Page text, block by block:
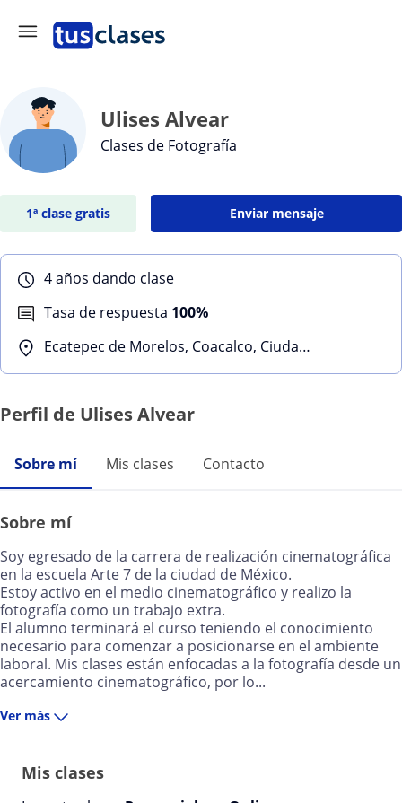
Ulises Alvear
Clases de Fotografía
1ª clase gratis Enviar mensaje
4 años dando clase
Tasa de respuesta 100%
Ecatepec de Morelos, Coacalco, Ciudad de México (CDMX), Gustavo A. Madero, Cuauhtémoc
Perfil de Ulises Alvear
Sobre mí Mis clases Contacto
Sobre mí
Soy egresado de la carrera de realización cinematográfica
en la escuela Arte 7 de la ciudad de México.
Estoy activo en el medio cinematográfico y realizo la
fotografía como un trabajo extra.
El alumno terminará el curso teniendo el conocimiento
necesario para comenzar a posicionarse en el ambiente
laboral. Mis clases están enfocadas a la fotografía desde un
acercamiento cinematográfico, por lo...
Ver más
Mis clases